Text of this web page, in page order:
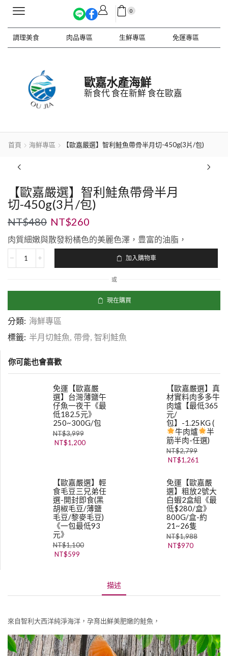
0
調理美食 肉品專區 生鮮專區 免運專區
歐嘉水產海鮮
新食代 食在新鮮 食在歐嘉
首頁 海鮮專區 【歐嘉嚴選】智利鮭魚帶骨半月切-450g(3片/包)
【歐嘉嚴選】智利鮭魚帶骨半月
切-450g(3片/包)
NT$480 NT$260
肉質細嫩與散發粉橘色的美麗色澤，豊富的油脂，
加入購物車
或
現在購買
分類: 海鮮專區
標籤: 半月切鮭魚 帶骨 智利鮭魚
你可能也會喜歡
免運【歐嘉嚴
選】台灣薄鹽午
仔魚一夜干《最
低182.5元》
250~300G/包
NT$3,999
NT$1,200
【歐嘉嚴選】真
材實料肉多多牛
肉爐【最低365
元/
包】-1.25KG (
牛肉爐
半
筋半肉-任選)
NT$2,799
NT$1,261
【歐嘉嚴選】輕
食毛豆三兄弟任
選-開封即食(黑
胡椒毛豆/薄鹽
毛豆/黎麥毛豆)
《一包最低93
元》
NT$1,100
NT$599
免運【歐嘉嚴
選】粗放2號大
白蝦2盒組《最
低$280/盒》
800G/盒-約
21~26隻
NT$1,988
NT$970
描述
來自智利大西洋純淨海洋，孕育出鮮美肥嫩的鮭魚，